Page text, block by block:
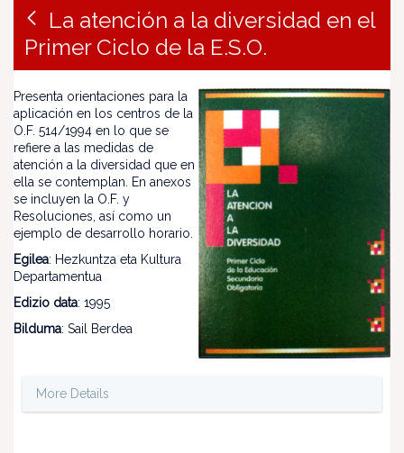
La atención a la diversidad en el
Primer Ciclo de la E.S.O.
Presenta orientaciones para la
aplicación en los centros de la
O.F. 514/1994 en lo que se
refiere a las medidas de
atención a la diversidad que en
ella se contemplan. En anexos
se incluyen la O.F. y
Resoluciones, así como un
ejemplo de desarrollo horario.
Egilea: Hezkuntza eta Kultura
Departamentua
Edizio data: 1995
Bilduma: Sail Berdea
More Details